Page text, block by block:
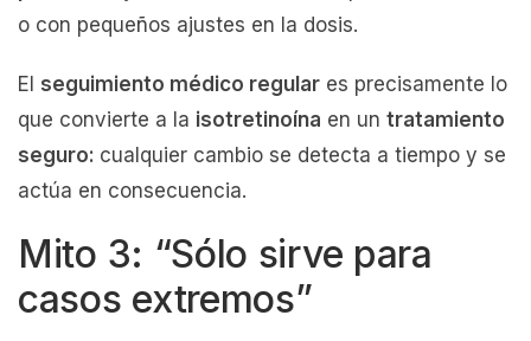
o con pequeños ajustes en la dosis.
El seguimiento médico regular es precisamente lo
que convierte a la isotretinoína en un tratamiento
seguro: cualquier cambio se detecta a tiempo y se
actúa en consecuencia.
Mito 3: “Sólo sirve para
casos extremos”